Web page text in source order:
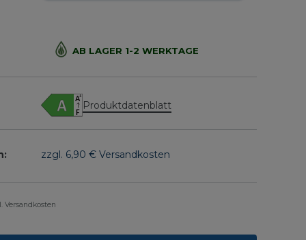
AB LAGER 1-2 WERKTAGE
Produktdatenblatt
zzgl. 6,90 € Versandkosten
Versandkosten